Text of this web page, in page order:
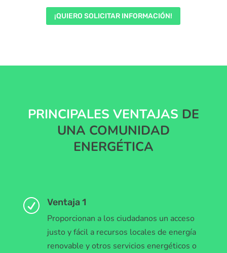
¡QUIERO SOLICITAR INFORMACIÓN!
PRINCIPALES VENTAJAS DE
UNA COMUNIDAD
ENERGÉTICA
R
Ventaja 1
Proporcionan a los ciudadanos un acceso
justo y fácil a recursos locales de energía
renovable y otros servicios energéticos o